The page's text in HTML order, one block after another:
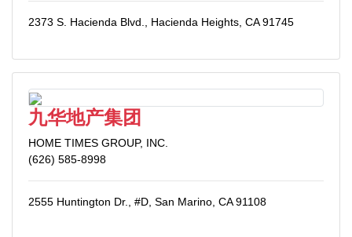
2373 S. Hacienda Blvd., Hacienda Heights, CA 91745
九华地产集团
HOME TIMES GROUP, INC.
(626) 585-8998
2555 Huntington Dr., #D, San Marino, CA 91108